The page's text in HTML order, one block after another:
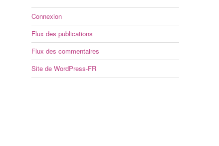
Connexion
Flux des publications
Flux des commentaires
Site de WordPress-FR